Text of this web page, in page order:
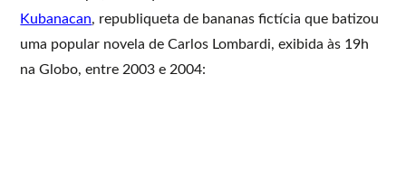
Kubanacan, republiqueta de bananas fictícia que batizou
uma popular novela de Carlos Lombardi, exibida às 19h
na Globo, entre 2003 e 2004: